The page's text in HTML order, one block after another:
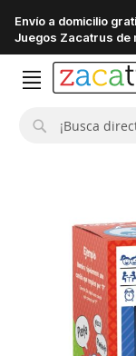
Envío a domicilio
Juegos Zacatrus de